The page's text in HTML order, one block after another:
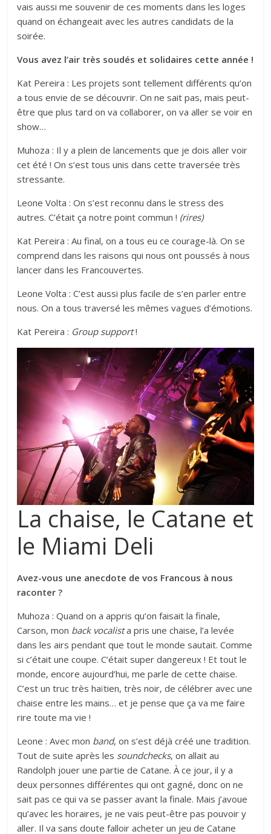
vais aussi me souvenir de ces moments dans les loges
quand on échangeait avec les autres candidats de la
soirée.
Vous avez l’air très soudés et solidaires cette année !
Kat Pereira : Les projets sont tellement différents qu’on
a tous envie de se découvrir. On ne sait pas, mais peut-
être que plus tard on va collaborer, on va aller se voir en
show…
Muhoza : Il y a plein de lancements que je dois aller voir
cet été ! On s’est tous unis dans cette traversée très
stressante.
Leone Volta : On s’est reconnu dans le stress des
autres. C’était ça notre point commun ! (rires)
Kat Pereira : Au final, on a tous eu ce courage-là. On se
comprend dans les raisons qui nous ont poussés à nous
lancer dans les Francouvertes.
Leone Volta : C’est aussi plus facile de s’en parler entre
nous. On a tous traversé les mêmes vagues d’émotions.
Kat Pereira : Group support!
La chaise, le Catane et
le Miami Deli
Avez-vous une anecdote de vos Francous à nous
raconter ?
Muhoza : Quand on a appris qu’on faisait la finale,
Carson, mon back vocalista pris une chaise, l’a levée
dans les airs pendant que tout le monde sautait. Comme
si c’était une coupe. C’était super dangereux ! Et tout le
monde, encore aujourd’hui, me parle de cette chaise.
C’est un truc très haïtien, très noir, de célébrer avec une
chaise entre les mains… et je pense que ça va me faire
rire toute ma vie !
Leone : Avec mon band, on s’est déjà créé une tradition.
Tout de suite après les soundchecks, on allait au
Randolph jouer une partie de Catane. À ce jour, il y a
deux personnes différentes qui ont gagné, donc on ne
sait pas ce qui va se passer avant la finale. Mais j’avoue
qu’avec les horaires, je ne vais peut-être pas pouvoir y
aller. Il va sans doute falloir acheter un jeu de Catane